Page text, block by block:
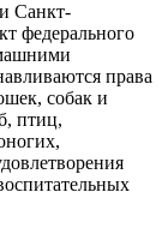
Санкт-
федерального
права
собак и
птиц,